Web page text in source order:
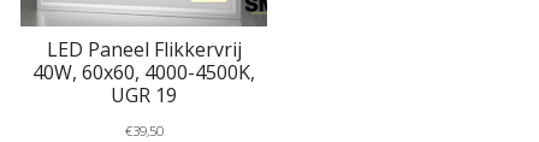
LED Paneel Flikkervrij
40W, 60x60, 4000-4500K,
UGR 19
€39,50